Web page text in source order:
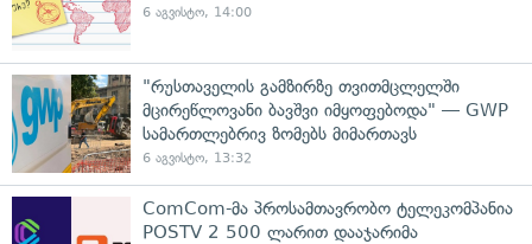
6 აგვისტო, 14:00
"რუსთაველის გამზირზე თვითმცლელში
მცირეწლოვანი ბავშვი იმყოფებოდა" — GWP
სამართლებრივ ზომებს მიმართავს
6 აგვისტო, 13:32
ComCom-მა პროსამთავრობო ტელეკომპანია
POSTV 2 500 ლარით დააჯარიმა